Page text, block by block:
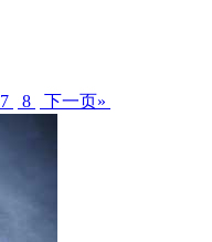
7 8 下一页»